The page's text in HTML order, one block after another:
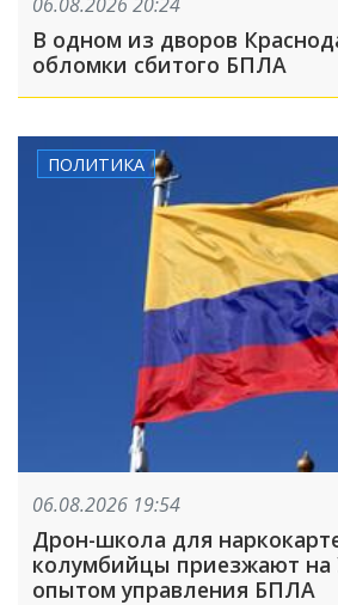
В одном из дворов
обломки сбитого БПЛА
ПОЛИТИКА
06.08.2026 19:54
Дрон-школа для
колумбийцы приезжают на
опытом управления БПЛА